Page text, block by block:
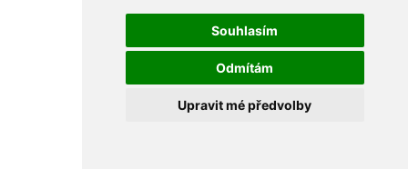
Souhlasím
Odmítám
Upravit mé předvolby
bowdeny a lanka
filtry
gufera